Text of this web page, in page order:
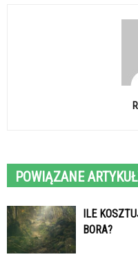
POWIĄZANE
ILE
BORA?